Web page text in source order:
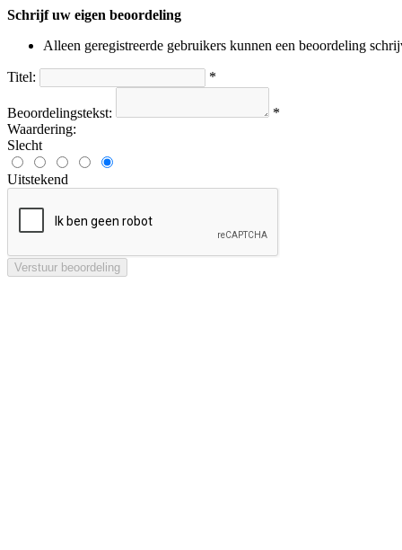
Schrijf uw eigen beoordeling
Alleen geregistreerde gebruikers kunnen een beoordeling
Titel: *
Beoordelingstekst:
*
Waardering:
Slecht
Uitstekend
Verstuur beoordeling